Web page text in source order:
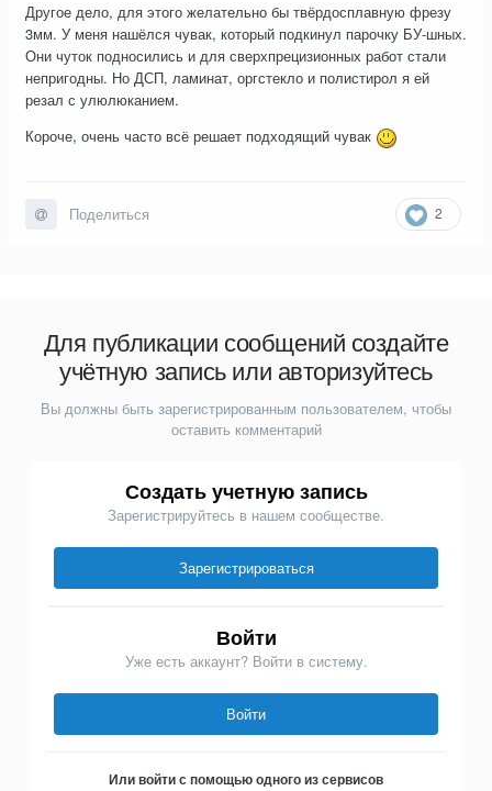
Другое дело, для этого желательно бы твёрдосплавную фрезу
3мм. У меня нашёлся чувак, который подкинул парочку БУ-шных.
Они чуток подносились и для сверхпрецизионных работ стали
непригодны. Но ДСП, ламинат, оргстекло и полистирол я ей
резал с улюлюканием.
Короче, очень часто всё решает подходящий чувак
2
Поделиться
Для публикации сообщений создайте
учётную запись или авторизуйтесь
Вы должны быть зарегистрированным пользователем, чтобы
оставить комментарий
Создать учетную запись
Зарегистрируйтесь в нашем сообществе.
Зарегистрироваться
Войти
Уже есть аккаунт? Войти в систему.
Войти
Или войти с помощью одного из сервисов